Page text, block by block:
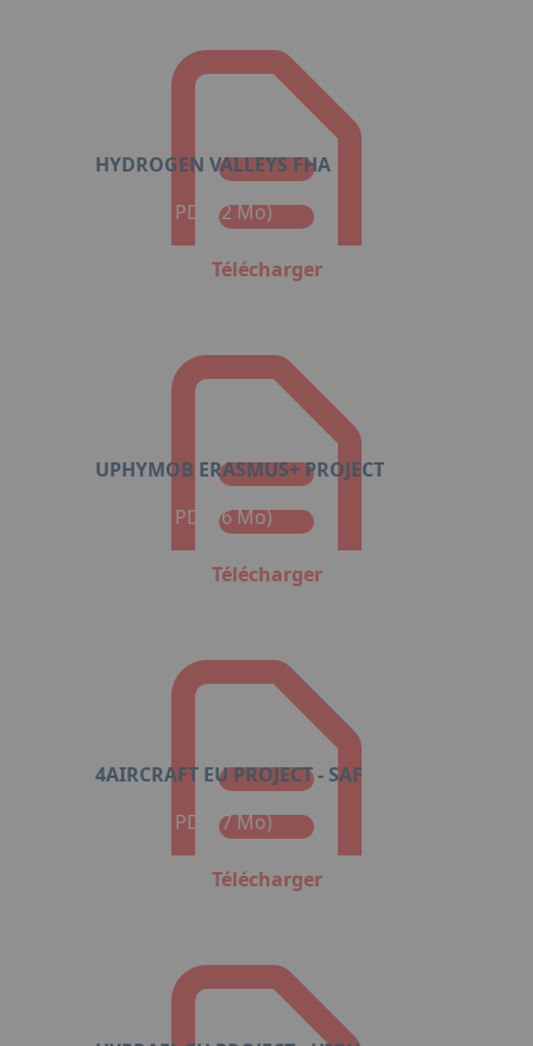
HYDROGEN VALLEYS FHA
Format : PDF (2 Mo)
Télécharger
UPHYMOB ERASMUS+ PROJECT
Format : PDF (6 Mo)
Télécharger
4AIRCRAFT EU PROJECT - SAF
Format : PDF (7 Mo)
Télécharger